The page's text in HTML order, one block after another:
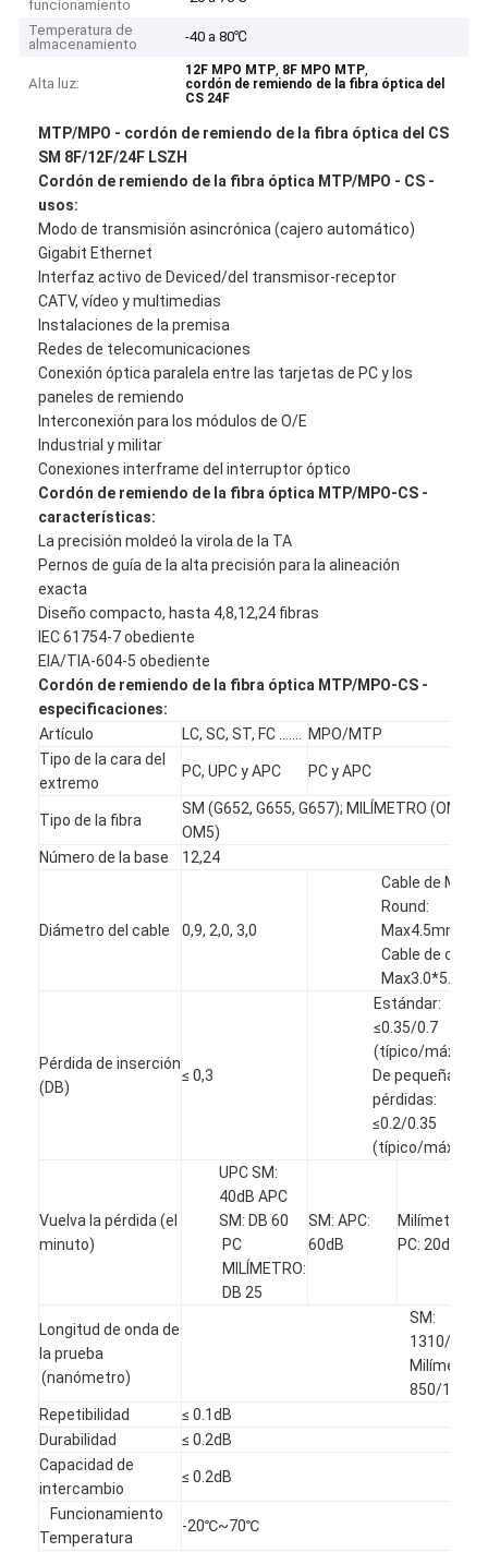
Control de calidad
Habla Ahora.
MPO MTP
WDM MUX DEMUX
divisor del plc de la fibra óptica
cable de fribra óptica
patchcord de la fibra óptica
funcionamiento
Temperatura de
almacenamiento
-40 a 80℃
Alta luz:
12F MPO MTP, 8F MPO MTP,
cordón de remiendo de la fibra óptica del
CS 24F
MTP/MPO - cordón de remiendo de la fibra óptica del CS
SM 8F/12F/24F LSZH
Cordón de remiendo de la fibra óptica MTP/MPO - CS -
usos:
Modo de transmisión asincrónica (cajero automático)
Gigabit Ethernet
Interfaz activo de Deviced/del transmisor-receptor
CATV, vídeo y multimedias
Instalaciones de la premisa
Redes de telecomunicaciones
Conexión óptica paralela entre las tarjetas de PC y los
paneles de remiendo
Interconexión para los módulos de O/E
Industrial y militar
Conexiones interframe del interruptor óptico
Cordón de remiendo de la fibra óptica MTP/MPO-CS -
características:
La precisión moldeó la virola de la TA
Pernos de guía de la alta precisión para la alineación
exacta
Diseño compacto, hasta 4,8,12,24 fibras
IEC 61754-7 obediente
EIA/TIA-604-5 obediente
Cordón de remiendo de la fibra óptica MTP/MPO-CS -
especificaciones:
Artículo
LC, SC, ST, FC .......
MPO/MTP
Tipo de la cara del
extremo
PC, UPC y APC PC y APC
Tipo de la fibra
SM (G652, G655, G657); MILÍMETRO (OM1-
OM5)
Número de la base
12,24
Diámetro del cable 0,9, 2,0, 3,0
Cable de Mini
Round:
Max4.5mm;
Cable de cinta:
Max3.0*5.0mm
Pérdida de inserción
(DB)
≤ 0,3
Estándar:
≤0.35/0.7
(típico/máximo)
De pequeñas
pérdidas:
≤0.2/0.35
(típico/máximo)
Vuelva la pérdida (el
minuto)
UPC SM:
40dB APC
SM: DB 60
PC
MILÍMETRO:
DB 25
SM: APC:
60dB
Milímetro:
PC: 20dB
Longitud de onda de
la prueba
(nanómetro)
SM:
1310/1550
Milímetro:
850/1300
Repetibilidad
≤ 0.1dB
Durabilidad
≤ 0.2dB
Capacidad de
intercambio
≤ 0.2dB
Funcionamiento
Temperatura
-20℃~70℃